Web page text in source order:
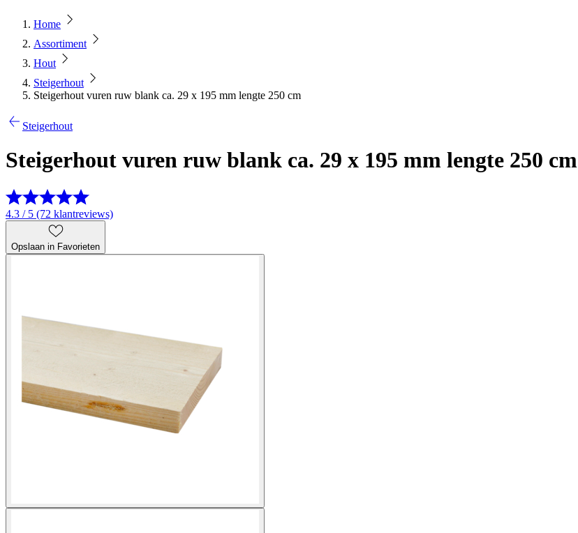
Home
Assortiment
Hout
Steigerhout
Steigerhout vuren ruw blank ca. 29 x 195 mm lengte 250 cm
Steigerhout
Steigerhout vuren ruw blank ca. 29 x 195 mm lengte 250 cm
4.3 / 5 (72 klantreviews)
Opslaan in Favorieten